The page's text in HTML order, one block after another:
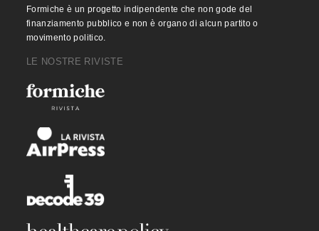
Formiche è un progetto indipendente che non gode del
finanziamento pubblico e non è organo di alcun partito o
movimento politico.
LE NOSTRE RIVISTE